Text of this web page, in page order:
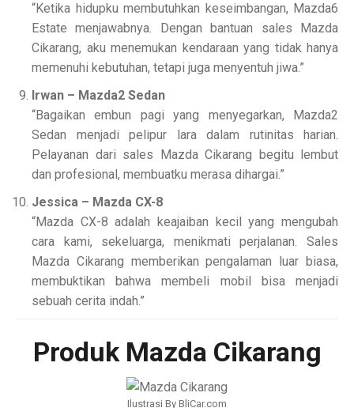
“Ketika hidupku membutuhkan keseimbangan, Mazda6
Estate menjawabnya. Dengan bantuan sales Mazda
Cikarang, aku menemukan kendaraan yang tidak hanya
memenuhi kebutuhan, tetapi juga menyentuh jiwa.”
Irwan – Mazda2 Sedan
“Bagaikan embun pagi yang menyegarkan, Mazda2
Sedan menjadi pelipur lara dalam rutinitas harian.
Pelayanan dari sales Mazda Cikarang begitu lembut
dan profesional, membuatku merasa dihargai.”
Jessica – Mazda CX-8
“Mazda CX-8 adalah keajaiban kecil yang mengubah
cara kami, sekeluarga, menikmati perjalanan. Sales
Mazda Cikarang memberikan pengalaman luar biasa,
membuktikan bahwa membeli mobil bisa menjadi
sebuah cerita indah.”
Produk Mazda Cikarang
Ilustrasi By BliCar.com